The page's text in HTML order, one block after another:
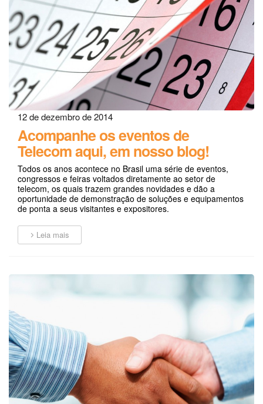
12 de dezembro de 2014
Acompanhe os eventos de
Telecom aqui, em nosso blog!
Todos os anos acontece no Brasil uma série de eventos,
congressos e feiras voltados diretamente ao setor de
telecom, os quais trazem grandes novidades e dão a
oportunidade de demonstração de soluções e equipamentos
de ponta a seus visitantes e expositores.
Leia mais